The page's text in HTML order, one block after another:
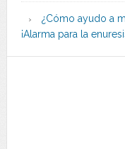
¿Cómo ayudo a
¡Alarma para la